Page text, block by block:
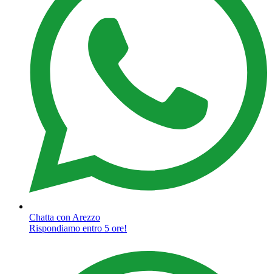
Chatta con Arezzo
Rispondiamo entro 5 ore!